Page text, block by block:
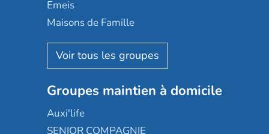
Happy Senior
Aquarelia
Nexity edenea
Les jardins d'Arcadie
Occitalia
Appartseniors
Emeis
Maisons de Famille
Korian
Emera
Groupe SOS
Le Noble Âge
Almage
Groupes maintien à domicile
Auxi'life
SENIOR COMPAGNIE